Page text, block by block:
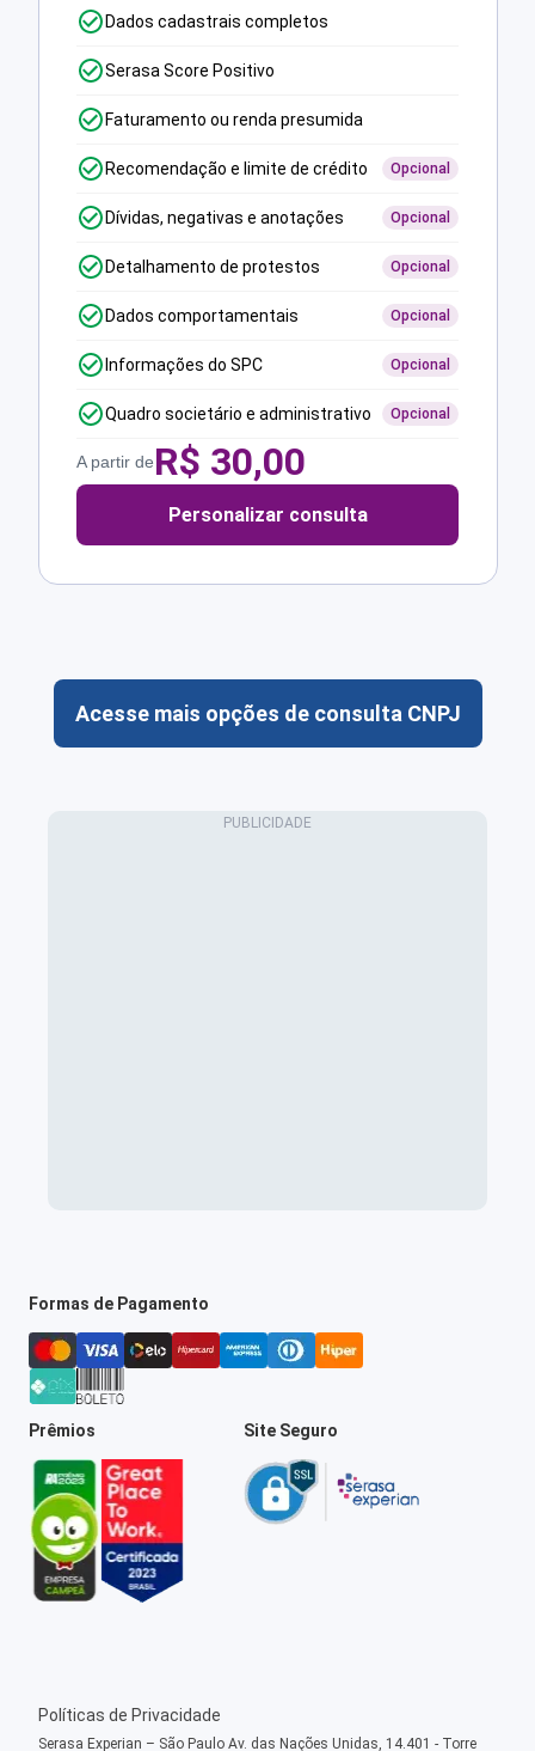
Dados cadastrais completos
Serasa Score Positivo
Faturamento ou renda presumida
Recomendação e limite de crédito Opcional
Dívidas, negativas e anotações Opcional
Detalhamento de protestos Opcional
Dados comportamentais Opcional
Informações do SPC Opcional
Quadro societário e administrativo Opcional
A partir deR$ 30,00
Personalizar consulta
Acesse mais opções de consulta CNPJ
Formas de Pagamento
Prêmios Site Seguro
Políticas de Privacidade
Serasa Experian – São Paulo Av. das Nações Unidas, 14.401 - Torre